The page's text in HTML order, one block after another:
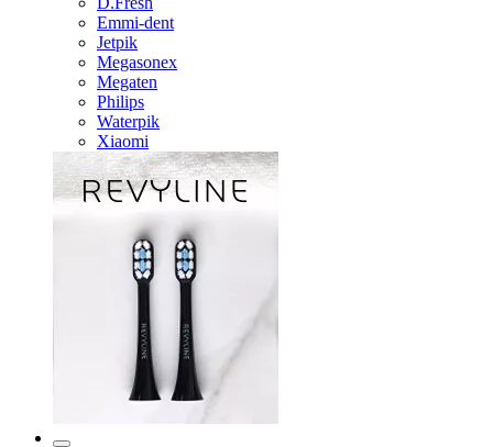
Emmi-dent
Jetpik
Megasonex
Megaten
Philips
Waterpik
Xiaomi